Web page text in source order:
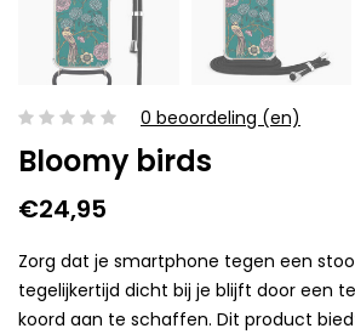
0 beoordeling (en)
Bloomy birds
€24,95
Zorg dat je smartphone tegen een
tegelijkertijd dicht bij je blijft door een
koord aan te schaffen. Dit product